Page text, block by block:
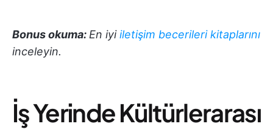
Bonus okuma: En iyiiletişim becerileri kitaplarını
inceleyin.
İş Yerinde Kültürlerarası